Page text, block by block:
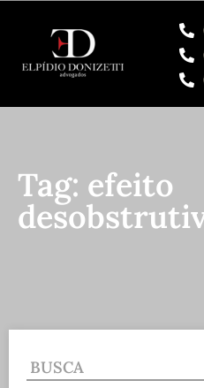
Tag: efeito
BUSCA